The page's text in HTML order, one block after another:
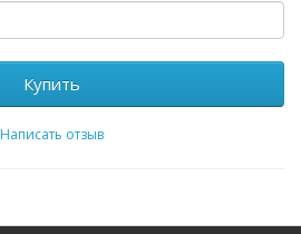
Купить
Написать отзыв